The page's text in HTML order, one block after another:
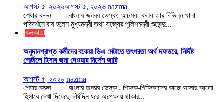
আগস্ট ৫, ২০২৬আগস্ট ৫, ২০২৬ nazma
শেয়ার করুন বাংলার জনরব ডেস্ক: আচমকা কলকাতার বিভিন্ন থানা
পরিদর্শনে বার হলেন মুখ্যমন্ত্রী তথা রাজ্যের পুলিশমন্ত্রী শুভেন্দু...
কলকাতা
অনুদানপ্রাপ্ত কর্মীদের বকেয়া ডিএ মেটাতে তৎপরতা অর্থ দফতরে, নির্দিষ্ট
পোর্টালে হিসাব জমা দেওয়ার নির্দেশ জারি
আগস্ট ৫, ২০২৬ nazma
শেয়ার করুন বাংলার জনরব ডেস্ক : শিক্ষক-শিক্ষিকাদের কাছে আসার আলো
হিসাবে দেখা দিয়েছে দীর্ঘদিন ধরে অপেক্ষায় থাকার...